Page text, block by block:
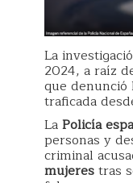
La
2024, a raíz
que denunció
traficada
LaPolicía
personas y
criminal
mujerestras